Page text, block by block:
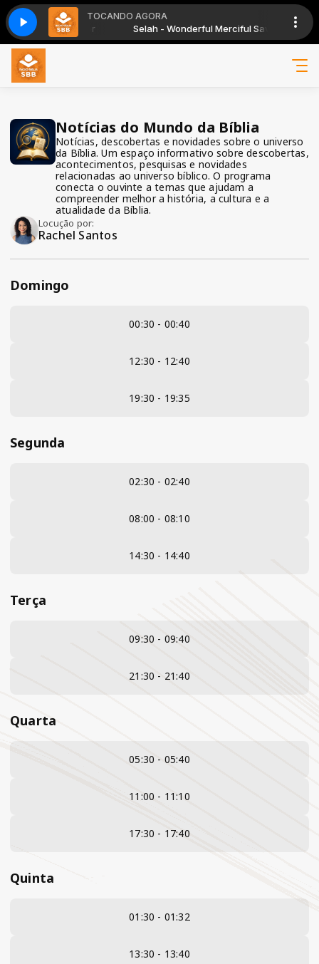
TOCANDO AGORA
Merciful Savior Selah - Wonderful Merciful Savior
de todos com Erní Seibert A Bíblia ao alcance de todos com Erní
Notícias do Mundo da Bíblia
Notícias, descobertas e novidades sobre o universo
da Bíblia. Um espaço informativo sobre descobertas,
acontecimentos, pesquisas e novidades
relacionadas ao universo bíblico. O programa
conecta o ouvinte a temas que ajudam a
compreender melhor a história, a cultura e a
atualidade da Bíblia.
Locução por:
Rachel Santos
Domingo
00:30 - 00:40
12:30 - 12:40
19:30 - 19:35
Segunda
02:30 - 02:40
08:00 - 08:10
14:30 - 14:40
Terça
09:30 - 09:40
21:30 - 21:40
Quarta
05:30 - 05:40
11:00 - 11:10
17:30 - 17:40
Quinta
01:30 - 01:32
13:30 - 13:40